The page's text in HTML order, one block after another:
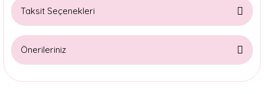
Taksit Seçenekleri
Önerileriniz
Bu ürünün fiyat bilgisi, resim, ürün açıklamalarında ve diğer